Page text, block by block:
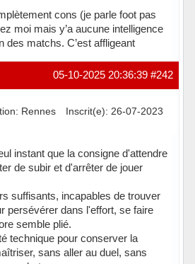
cons (je parle foot pas
moi mais y’a aucune intelligence
des matchs. C’est affligeant
#242
05-10-2025 20:36:39
Rennes
Inscrit(e): 26-07-2023
instant que la consigne d'attendre
de subir et d'arrêter de jouer
suffisants, incapables de trouver
persévérer dans l'effort, se faire
semble plié.
technique pour conserver la
sans aller au duel, sans